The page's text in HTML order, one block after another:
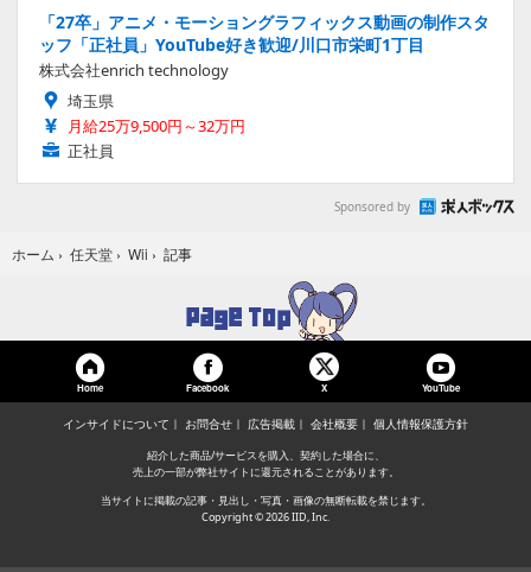
「27卒」アニメ・モーショングラフィックス動画の制作スタ
ッフ「正社員」YouTube好き歓迎/川口市栄町1丁目
株式会社enrich technology
埼玉県
月給25万9,500円～32万円
正社員
Sponsored by
ホーム › 任天堂 › Wii › 記事
Home Facebook X YouTube
インサイドについて お問合せ 広告掲載 会社概要 個人情報保護方針
紹介した商品/サービスを購入、契約した場合に、
売上の一部が弊社サイトに還元されることがあります。
当サイトに掲載の記事・見出し・写真・画像の無断転載を禁じます。
Copyright © 2026 IID, Inc.